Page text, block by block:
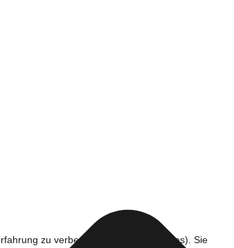
zu verbessern (Tracking Cookies). Sie